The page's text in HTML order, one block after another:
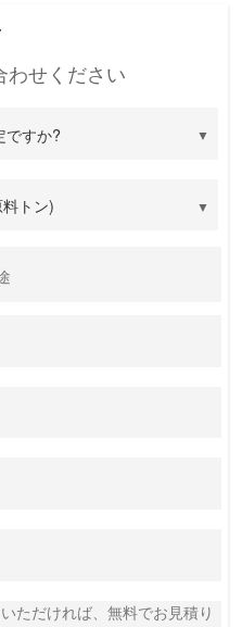
わせください